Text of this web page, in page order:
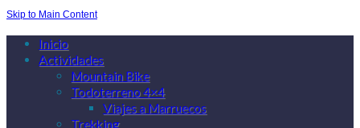
Skip to Main Content
Inicio
Actividades
Mountain Bike
Todoterreno 4×4
Viajes a Marruecos
Trekking